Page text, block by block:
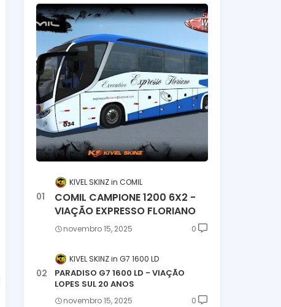
KIVEL SKINZ COMIL
COMIL CAMPIONE 1200 6X2 -
VIAÇÃO EXPRESSO FLORIANO
novembro 15, 2025 0
KIVEL SKINZ G7 1600 LD
PARADISO G7 1600 LD - VIAÇÃO
LOPES SUL 20 ANOS
novembro 15, 2025 0